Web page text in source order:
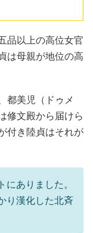
品以上の高位女官
は母親が地位の高
都美児（ドゥメ
修文殿から届けら
付き陸貞はそれが
ありました。
り漢化した北斉